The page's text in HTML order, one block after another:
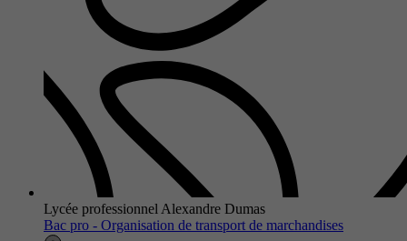
Lycée professionnel Alexandre Dumas
Bac pro - Organisation de transport de marchandises